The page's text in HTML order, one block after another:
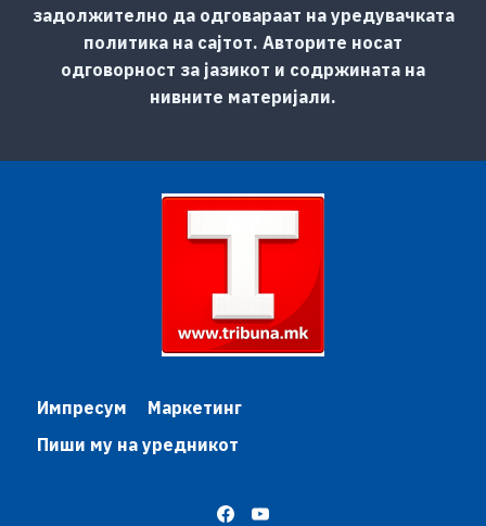
задолжително да одговараат на уредувачката
политика на сајтот. Авторите носат
одговорност за јазикот и содржината на
нивните материјали.
Импресум
Маркетинг
Пиши му на уредникот